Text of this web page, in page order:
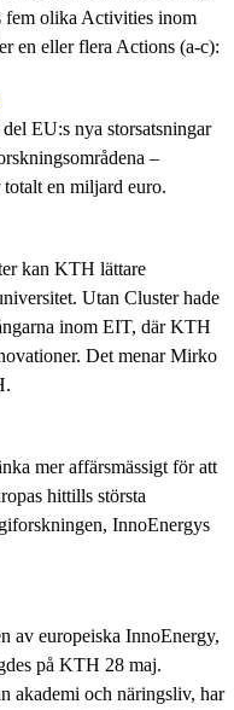
fem olika Activities inom
en eller flera Actions (a-c):
EU:s nya storsatsningar
–
totalt en miljard euro.
kan KTH lättare
Utan Cluster hade
inom EIT, där KTH
Det menar Mirko
mer affärsmässigt för att
hittills största
InnoEnergys
av europeiska InnoEnergy,
på KTH 28 maj.
akademi och näringsliv, har